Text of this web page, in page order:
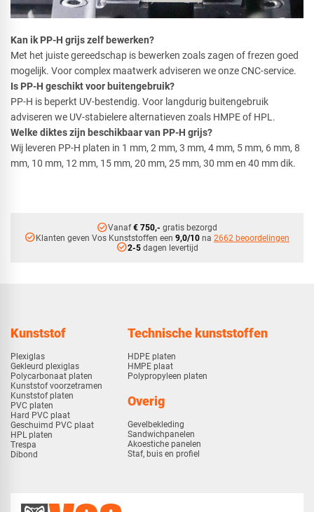
Kan ik PP-H grijs zelf bewerken?
Met het juiste gereedschap is bewerken zoals zagen of frezen goed
mogelijk. Voor complex maatwerk adviseren we onze CNC-service.
Is PP-H geschikt voor buitengebruik?
PP-H is beperkt UV-bestendig. Voor langdurig buitengebruik
adviseren we UV-stabielere alternatieven zoals HMPE of HPL.
Welke diktes zijn beschikbaar van PP-H grijs?
Wij leveren PP-H platen in 1 mm, 2 mm, 3 mm, 4 mm, 5 mm, 6 mm, 8
mm, 10 mm, 12 mm, 15 mm, 20 mm, 25 mm, 30 mm en 40 mm dik.
check_circleVanaf€ 750,- gratis bezorgd
check_circleKlanten geven Vos Kunststoffen een 9,0/10 na 2662 beoordelingen
check_circle2-5dagen levertijd
Kunststof
Plexiglas
Gekleurd plexiglas
Polycarbonaat platen
Kunststof voorzetramen
Kunststof platen
PVC platen
Hard PVC plaat
Geschuimd PVC plaat
HPL platen
Trespa
Dibond
Technische kunststoffen
HDPE platen
HMPE plaat
Polypropyleen platen
Overig
Gevelbekleding
Sandwichpanelen
Akoestiche panelen
Staf, buis en profiel